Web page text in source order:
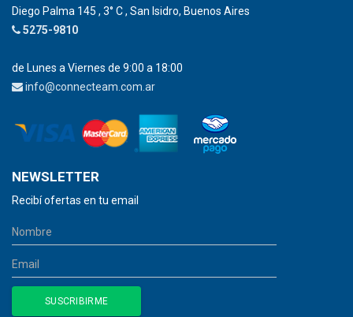
Diego Palma 145 , 3° C , San Isidro, Buenos Aires
5275-9810
de Lunes a Viernes de 9:00 a 18:00
info@connecteam.com.ar
NEWSLETTER
Recibí ofertas en tu email